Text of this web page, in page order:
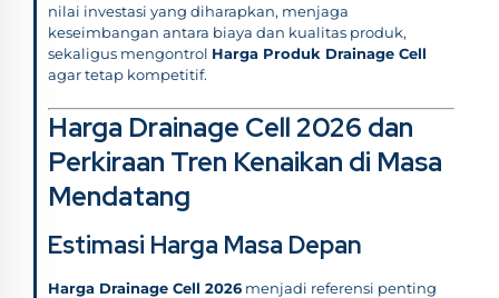
nilai investasi yang diharapkan, menjaga
keseimbangan antara biaya dan kualitas produk,
sekaligus mengontrol Harga Produk Drainage Cell
agar tetap kompetitif.
Harga Drainage Cell 2026 dan
Perkiraan Tren Kenaikan di Masa
Mendatang
Estimasi Harga Masa Depan
Harga Drainage Cell 2026 menjadi referensi penting